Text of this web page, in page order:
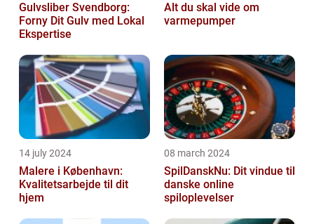
Gulvsliber Svendborg:
Forny Dit Gulv med Lokal
Ekspertise
Alt du skal vide om
varmepumper
14 july 2024
Malere i København:
Kvalitetsarbejde til dit
hjem
08 march 2024
SpilDanskNu: Dit vindue til
danske online
spiloplevelser